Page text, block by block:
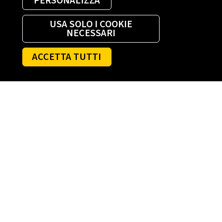
USA SOLO I COOKIE
NECESSARI
ACCETTA TUTTI